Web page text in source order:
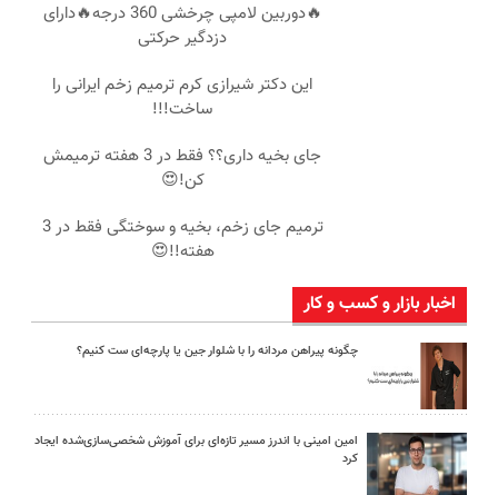
🔥دوربین لامپی چرخشی 360 درجه🔥دارای
دزدگیر حرکتی
این دکتر شیرازی کرم ترمیم زخم ایرانی را
ساخت!!!
جای بخیه داری؟؟ فقط در 3 هفته ترمیمش
کن!😍
ترمیم جای زخم، بخیه و سوختگی فقط در 3
هفته!!😍
اخبار بازار و کسب و کار
چگونه پیراهن مردانه را با شلوار جین یا پارچه‌ای ست کنیم؟
امین امینی با اندرز مسیر تازه‌ای برای آموزش شخصی‌سازی‌شده ایجاد
کرد